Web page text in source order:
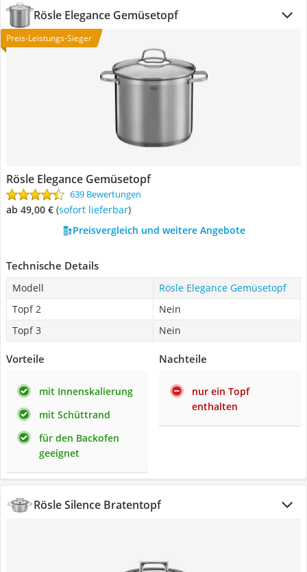
Rösle Elegance Gemüsetopf
Preis-Leistungs-Sieger
Rösle Elegance Gemüsetopf
639 Bewertungen
ab 49,00 € ( Sofort lieferbar)
Preisvergleich und weitere Angebote
Technische Details
Modell
Rösle Elegance Gemüsetopf
Topf 2
Nein
Topf 3
Nein
Vorteile
mit Innenskalierung
mit Schüttrand
für den Backofen
geeignet
Nachteile
nur ein Topf
enthalten
Rösle Silence Bratentopf